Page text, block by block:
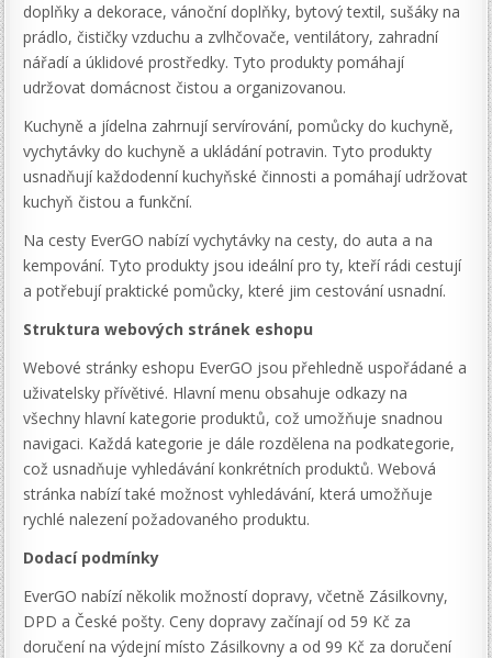
doplňky a dekorace, vánoční doplňky, bytový textil, sušáky na
prádlo, čističky vzduchu a zvlhčovače, ventilátory, zahradní
nářadí a úklidové prostředky. Tyto produkty pomáhají
udržovat domácnost čistou a organizovanou.
Kuchyně a jídelna zahrnují servírování, pomůcky do kuchyně,
vychytávky do kuchyně a ukládání potravin. Tyto produkty
usnadňují každodenní kuchyňské činnosti a pomáhají udržovat
kuchyň čistou a funkční.
Na cesty EverGO nabízí vychytávky na cesty, do auta a na
kempování. Tyto produkty jsou ideální pro ty, kteří rádi cestují
a potřebují praktické pomůcky, které jim cestování usnadní.
Struktura webových stránek eshopu
Webové stránky eshopu EverGO jsou přehledně uspořádané a
uživatelsky přívětivé. Hlavní menu obsahuje odkazy na
všechny hlavní kategorie produktů, což umožňuje snadnou
navigaci. Každá kategorie je dále rozdělena na podkategorie,
což usnadňuje vyhledávání konkrétních produktů. Webová
stránka nabízí také možnost vyhledávání, která umožňuje
rychlé nalezení požadovaného produktu.
Dodací podmínky
EverGO nabízí několik možností dopravy, včetně Zásilkovny,
DPD a České pošty. Ceny dopravy začínají od 59 Kč za
doručení na výdejní místo Zásilkovny a od 99 Kč za doručení